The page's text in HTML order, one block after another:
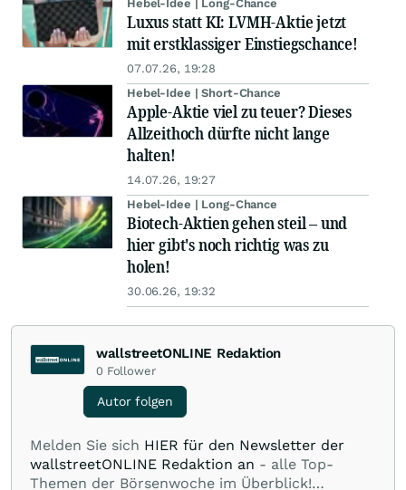
Hebel-Idee | Long-Chance
Luxus statt KI: LVMH-Aktie jetzt
mit erstklassiger Einstiegschance!
07.07.26, 19:28
Hebel-Idee | Short-Chance
Apple-Aktie viel zu teuer? Dieses
Allzeithoch dürfte nicht lange
halten!
14.07.26, 19:27
Hebel-Idee | Long-Chance
Biotech-Aktien gehen steil – und
hier gibt's noch richtig was zu
holen!
30.06.26, 19:32
wallstreetONLINE Redaktion
0 Follower
Autor folgen
Melden Sie sich HIER für den Newsletter der
wallstreetONLINE Redaktion an - alle Top-
Themen der Börsenwoche im Überblick!